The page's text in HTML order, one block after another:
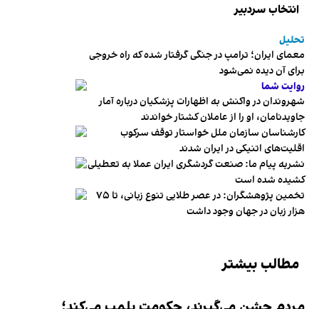
انتخاب سردبیر
تحلیل
معمای ایران؛ ترامپ در جنگی گرفتار شده که راه خروجی
برای آن دیده نمی‌شود
روایت شما
شهروندان در واکنش به اظهارات پزشکیان درباره آمار
جاویدنامان، او را از عاملان کشتار خواندند
کارشناسان سازمان ملل خواستار توقف سرکوب
اقلیت‌های اتنیکی در ایران شدند
نشریه پیام ما: صنعت گردشگری ایران عملا به تعطیلی
کشیده شده است
تخمین پژوهشگران: در عصر طلایی تنوع زبانی، تا ۷۵
هزار زبان در جهان وجود داشت
مطالب بیشتر